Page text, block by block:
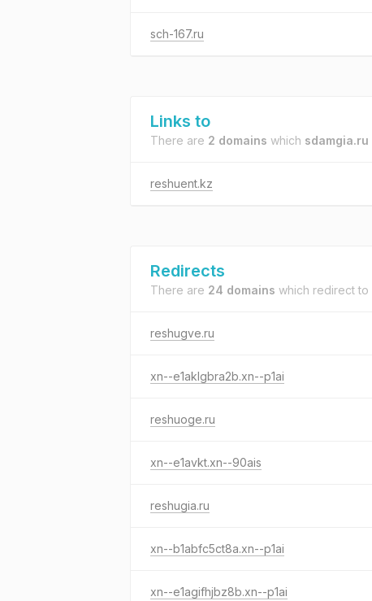
sch-167.ru
Links to
There are 2 domains which sdamgia.ru
reshuent.kz
Redirects
There are 24 domains which redirect to
reshugve.ru
xn--e1aklgbra2b.xn--p1ai
reshuoge.ru
xn--e1avkt.xn--90ais
reshugia.ru
xn--b1abfc5ct8a.xn--p1ai
xn--e1agifhjbz8b.xn--p1ai